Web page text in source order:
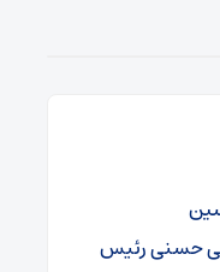
حسنی رئیس